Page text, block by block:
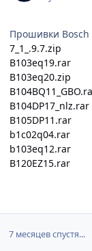
Прошивки Bosch
7_1_.9.7.zip
B103eq19.rar
B103eq20.zip
B104DP17_nlz.rar
B105DP11.rar
b1c02q04.rar
b103eq12.rar
B120EZ15.rar
7 месяцев спустя...